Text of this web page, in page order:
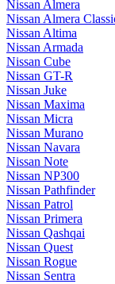
Nissan Almera
Nissan Almera
Nissan Altima
Nissan Armada
Nissan Cube
Nissan GT-R
Nissan Juke
Nissan Maxima
Nissan Micra
Nissan Murano
Nissan Navara
Nissan Note
Nissan NP300
Nissan Pathfinder
Nissan Patrol
Nissan Primera
Nissan Qashqai
Nissan Quest
Nissan Rogue
Nissan Sentra